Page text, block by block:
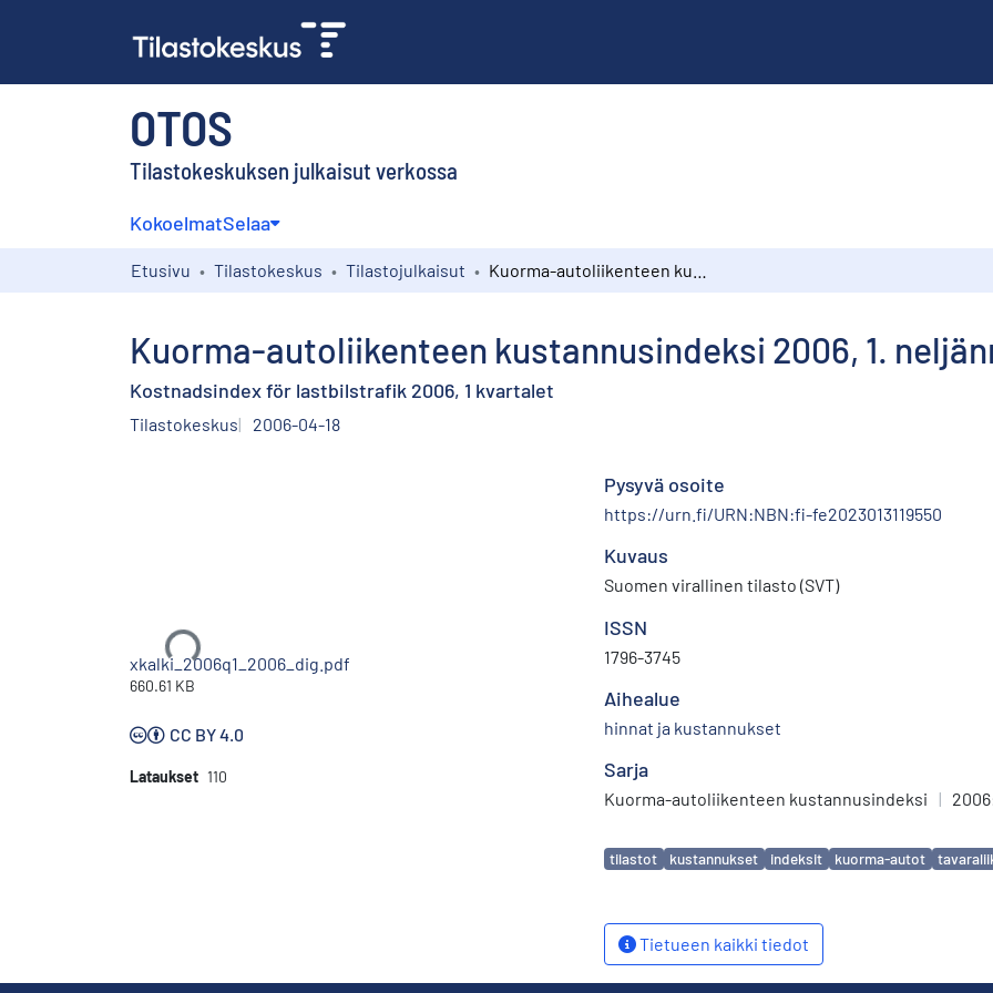
OTOS
Tilastokeskuksen julkaisut verkossa
KokoelmatSelaa
Etusivu Tilastokeskus Tilastojulkaisut
Kuorma-autoliikenteen kustannusindeksi 2006, 1.
Kostnadsindex för lastbilstrafik 2006, 1 kvartalet
Tilastokeskus 2006-04-18
Ladataan...
xkalki_2006q1_2006_dig.pdf
660.61 KB
CC BY 4.0
Lataukset 110
Pysyvä osoite
https://urn.fi/URN:NBN:fi-fe2023013119550
Kuvaus
Suomen virallinen tilasto (SVT)
ISSN
1796-3745
Aihealue
hinnat ja kustannukset
Sarja
Kuorma-autoliikenteen kustannusindeksi |
Avainsanat
tilastot kustannukset indeksit kuorma-autot
Tietueen kaikki tiedot